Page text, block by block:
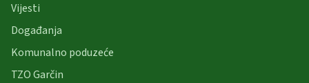
Vijesti
Događanja
Komunalno poduzeće
TZO Garčin